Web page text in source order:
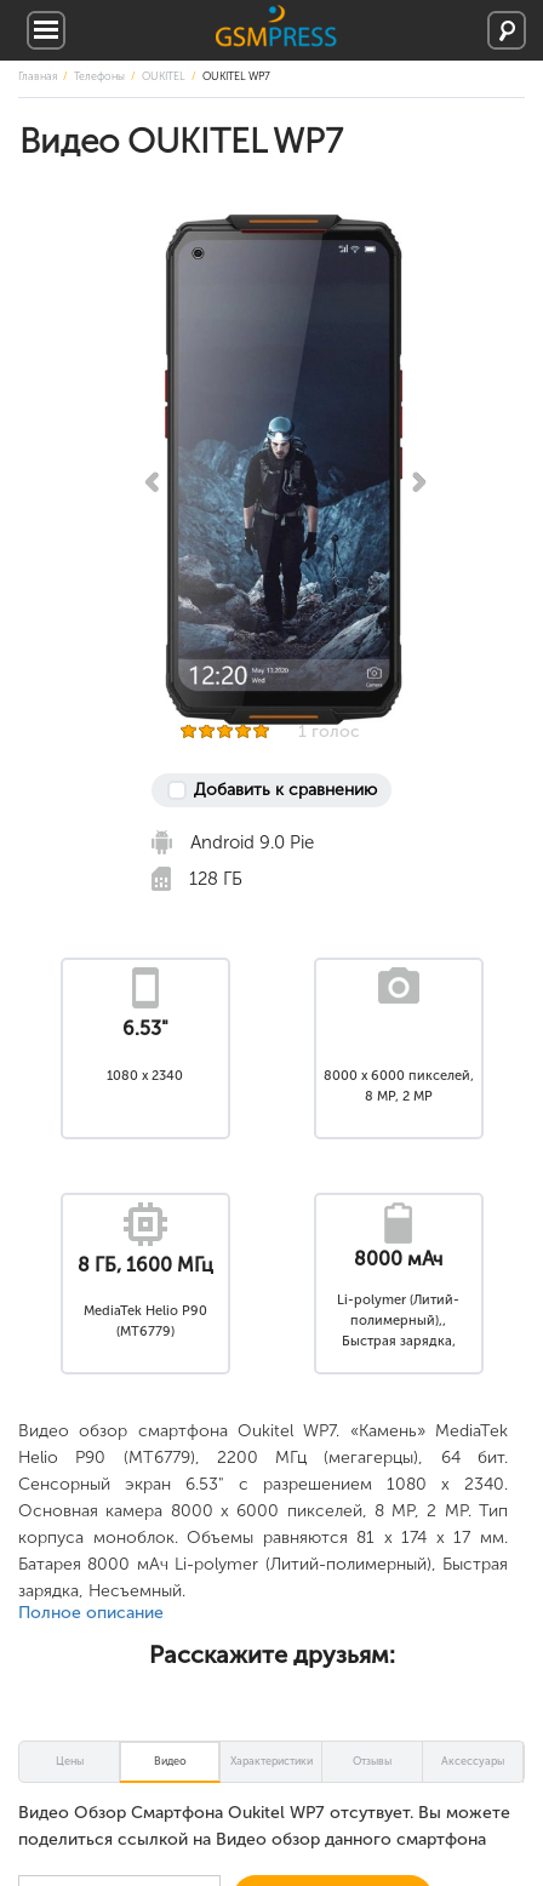
Главная Телефоны OUKITEL OUKITEL WP7
Видео OUKITEL WP7
1 голос
Добавить к сравнению
Android 9.0 Pie
128 ГБ
6.53"
1080 x 2340
8000 x 6000 пикселей,
8 MP, 2 MP
8 ГБ, 1600 МГц
MediaTek Helio P90
(MT6779)
8000 мАч
Li-polymer (Литий-
полимерный),,
Быстрая зарядка,
Видео обзор смартфона Oukitel WP7. «Камень» MediaTek
Helio P90 (MT6779), 2200 МГц (мегагерцы), 64 бит.
Сенсорный экран 6.53" с разрешением 1080 x 2340.
Основная камера 8000 x 6000 пикселей, 8 MP, 2 MP. Тип
корпуса моноблок. Объемы равняются 81 x 174 x 17 мм.
Батарея 8000 мАч Li-polymer (Литий-полимерный), Быстрая
зарядка, Несъемный.
Полное описание
Расскажите друзьям:
Цены Видео Характеристики Отзывы Аксессуары
Видео Обзор Смартфона Oukitel WP7 отсутвует. Вы можете
поделиться ссылкой на Видео обзор данного смартфона